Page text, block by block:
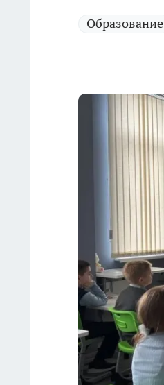
Образование